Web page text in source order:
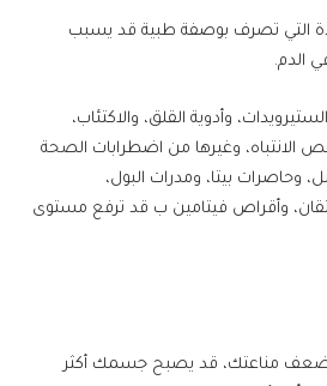
التي تصرف بوصفة طبية قد يسبب
الدم.
وأدوية القلق، والاكتئاب،
الانتباه، وغيرها من اضطرابات الصحة
وحاصرات بيتا، ومدرات البول،
وأقراص فيتامين ب قد ترفع مستوى
مناعتك، قد يصبح جسمك أكثر